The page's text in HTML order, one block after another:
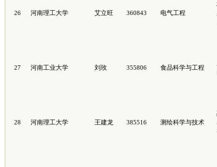
26 河南理工大学 艾立旺 360843 电气工程
27 河南工业大学 刘玫 355806 食品科学与工程
28 河南理工大学 王建龙 385516 测绘科学与技术